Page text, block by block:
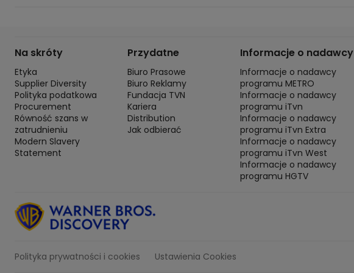
Na skróty
Etyka
Supplier Diversity
Polityka podatkowa
Procurement
Równość szans w
zatrudnieniu
Modern Slavery
Statement
Przydatne
Biuro Prasowe
Biuro Reklamy
Fundacja TVN
Kariera
Distribution
Jak odbierać
Informacje o nadawcy
Informacje o nadawcy
programu METRO
Informacje o nadawcy
programu iTvn
Informacje o nadawcy
programu iTvn Extra
Informacje o nadawcy
programu iTvn West
Informacje o nadawcy
programu HGTV
Polityka prywatności i cookies Ustawienia Cookies